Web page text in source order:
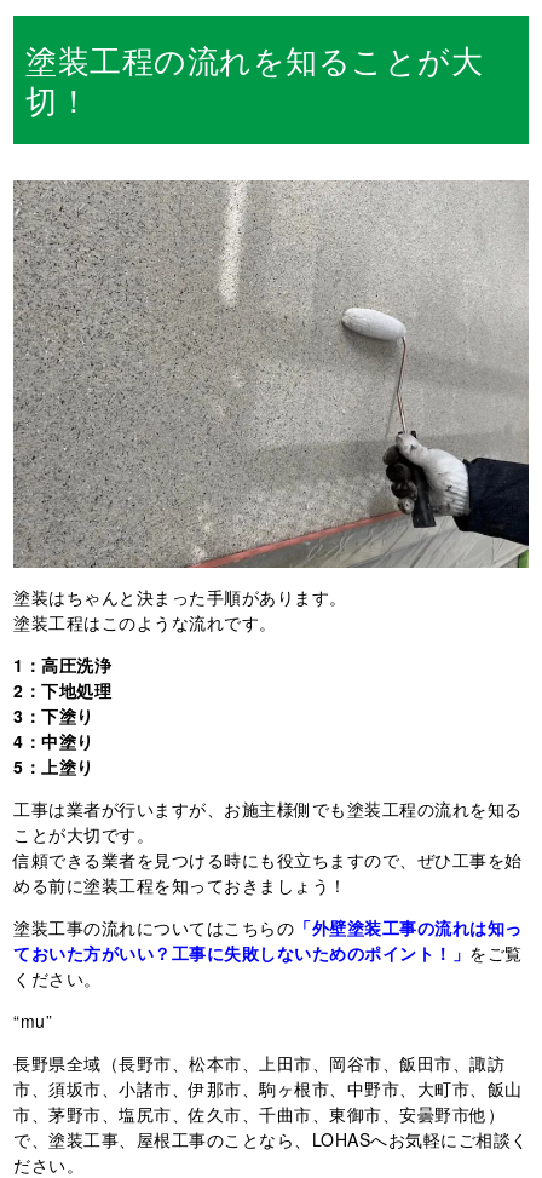
塗装工程の流れを知ることが大
切！
塗装はちゃんと決まった手順があります。
塗装工程はこのような流れです。
1：高圧洗浄
2：下地処理
3：下塗り
4：中塗り
5：上塗り
工事は業者が行いますが、お施主様側でも塗装工程の流れを知る
ことが大切です。
信頼できる業者を見つける時にも役立ちますので、ぜひ工事を始
める前に塗装工程を知っておきましょう！
塗装工事の流れについてはこちらの 「外壁塗装工事の流れは知っ
ておいた方がいい？工事に失敗しないためのポイント！」 をご覧
ください。
“mu”
長野県全域（長野市、松本市、上田市、岡谷市、飯田市、諏訪
市、須坂市、小諸市、伊那市、駒ヶ根市、中野市、大町市、飯山
市、茅野市、塩尻市、佐久市、千曲市、東御市、安曇野市他）
で、塗装工事、屋根工事のことなら、LOHASへお気軽にご相談く
ださい。